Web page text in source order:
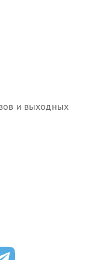
и выходных